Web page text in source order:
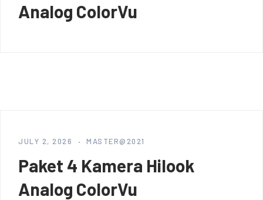
Analog ColorVu
JULY 2, 2026 MASTER@2021
Paket 4 Kamera Hilook
Analog ColorVu